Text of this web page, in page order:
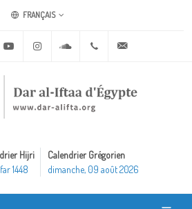
FRANÇAIS
Twitter Youtube Instagram Soundcloud+20 2 25970400
Hijri
1448
Calendrier Grégorien
dimanche, 09 août 2026